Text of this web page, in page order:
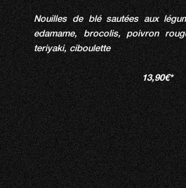
Nouilles de blé sautées aux
edamame, brocolis, poivron
teriyaki, ciboulette
13,90€*